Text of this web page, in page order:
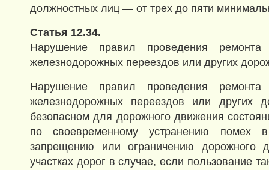
должностных лиц — от трех до пяти
Статья 12.34.
Нарушение правил проведения
железнодорожных переездов или других
Нарушение правил проведения
железнодорожных переездов или других
безопасном для дорожного движения
по своевременному устранению помех
запрещению или ограничению дорожного
участках дорог в случае, если пользование